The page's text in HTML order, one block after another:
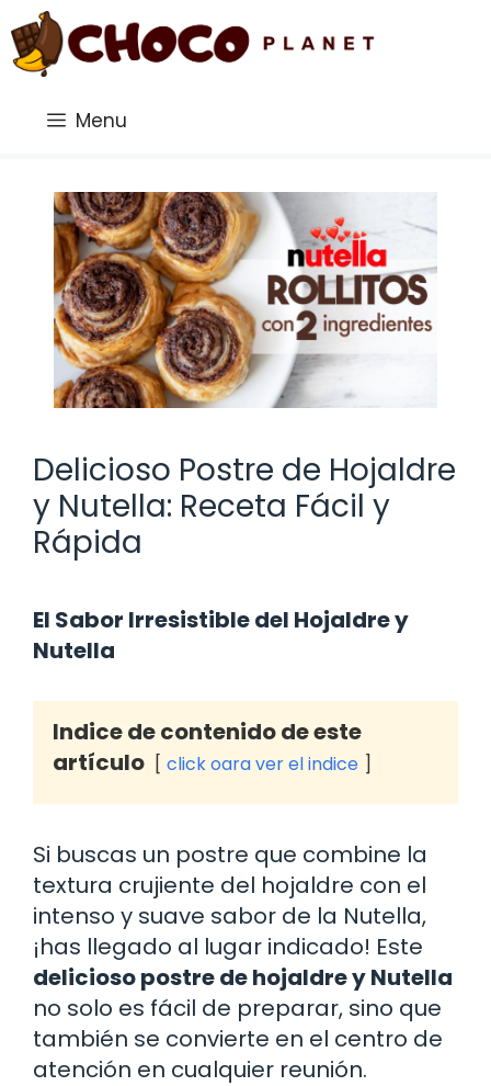
Saltar
al
contenido
Menu
Delicioso Postre de Hojaldre
y Nutella: Receta Fácil y
Rápida
El Sabor Irresistible del Hojaldre y
Nutella
Indice de contenido de este
artículo
click oara ver el indice
Si buscas un postre que combine la
textura crujiente del hojaldre con el
intenso y suave sabor de la Nutella,
¡has llegado al lugar indicado! Este
delicioso postre de hojaldre y Nutella
no solo es fácil de preparar, sino que
también se convierte en el centro de
atención en cualquier reunión.